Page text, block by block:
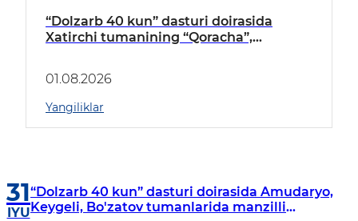
“Dolzarb 40 kun” dasturi doirasida
Xatirchi tumanining “Qoracha”,
borildi
01.08.2026
Yangiliklar
31
IYU
“Dolzarb 40 kun” dasturi doirasida Amudaryo,
Keygeli, Bo'zatov tumanlarida manzilli